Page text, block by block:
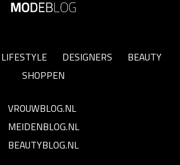
LIFESTYLE DESIGNERS
BEAUTY
SHOPPEN
VROUWBLOG.NL
MEIDENBLOG.NL
BEAUTYBLOG.NL